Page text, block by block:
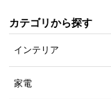
カテゴリから探す
インテリア
家電